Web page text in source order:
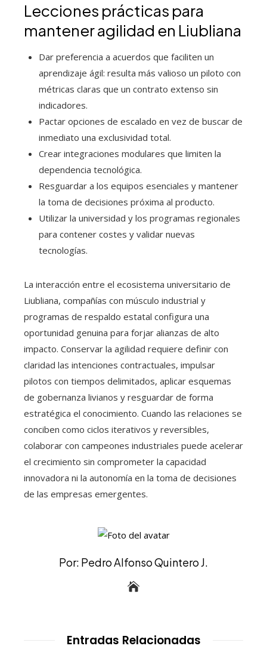
Lecciones prácticas para
mantener agilidad en Liubliana
Dar preferencia a acuerdos que faciliten un
aprendizaje ágil: resulta más valioso un piloto con
métricas claras que un contrato extenso sin
indicadores.
Pactar opciones de escalado en vez de buscar de
inmediato una exclusividad total.
Crear integraciones modulares que limiten la
dependencia tecnológica.
Resguardar a los equipos esenciales y mantener
la toma de decisiones próxima al producto.
Utilizar la universidad y los programas regionales
para contener costes y validar nuevas
tecnologías.
La interacción entre el ecosistema universitario de
Liubliana, compañías con músculo industrial y
programas de respaldo estatal configura una
oportunidad genuina para forjar alianzas de alto
impacto. Conservar la agilidad requiere definir con
claridad las intenciones contractuales, impulsar
pilotos con tiempos delimitados, aplicar esquemas
de gobernanza livianos y resguardar de forma
estratégica el conocimiento. Cuando las relaciones se
conciben como ciclos iterativos y reversibles,
colaborar con campeones industriales puede acelerar
el crecimiento sin comprometer la capacidad
innovadora ni la autonomía en la toma de decisiones
de las empresas emergentes.
Por: Pedro Alfonso Quintero J.
Entradas Relacionadas